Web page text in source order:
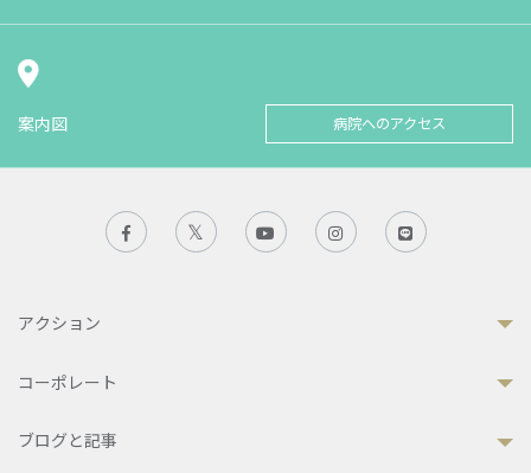
案内図 病院へのアクセス
アクション
コーポレート
ブログと記事